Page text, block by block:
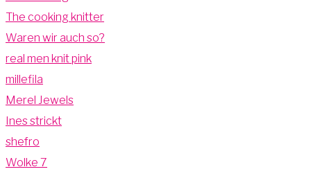
The cooking knitter
Waren wir auch so?
real men knit pink
millefila
Merel Jewels
Ines strickt
shefro
Wolke 7